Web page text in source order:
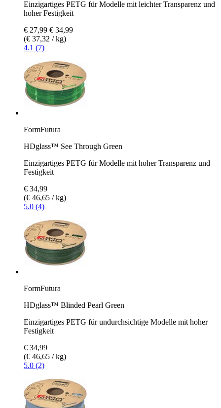
Einzigartiges PETG für Modelle mit leichter Transparenz und
hoher Festigkeit
€ 27,99 € 34,99
(€ 37,32 / kg)
4.1 (7)
FormFutura
HDglass™ See Through Green
Einzigartiges PETG für Modelle mit hoher Transparenz und
Festigkeit
€ 34,99
(€ 46,65 / kg)
5.0 (4)
FormFutura
HDglass™ Blinded Pearl Green
Einzigartiges PETG für undurchsichtige Modelle mit hoher
Festigkeit
€ 34,99
(€ 46,65 / kg)
5.0 (2)